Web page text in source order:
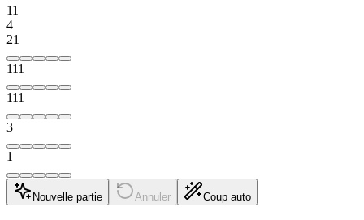
11
4
21
111
111
3
1
Nouvelle partie Annuler Coup auto